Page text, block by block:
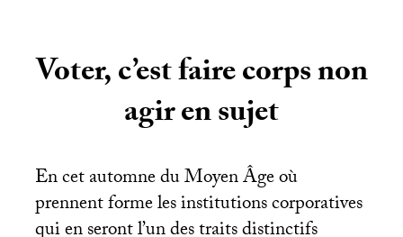
Voter, c’est faire corps non
agir en sujet
En cet automne du Moyen Âge où
prennent forme les institutions corporatives